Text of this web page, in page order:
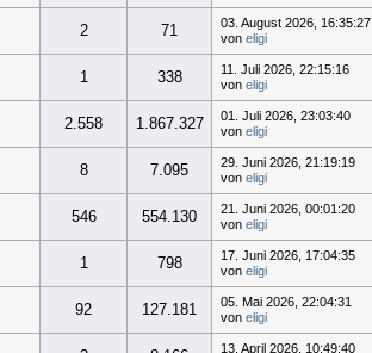
2 71
03. August 2026, 16:35:27
von eligi
1 338
11. Juli 2026, 22:15:16
von eligi
2.558 1.867.327
01. Juli 2026, 23:03:40
von eligi
8 7.095
29. Juni 2026, 21:19:19
von eligi
546 554.130
21. Juni 2026, 00:01:20
von eligi
1 798
17. Juni 2026, 17:04:35
von eligi
92 127.181
05. Mai 2026, 22:04:31
von eligi
13. April 2026, 10:49:40